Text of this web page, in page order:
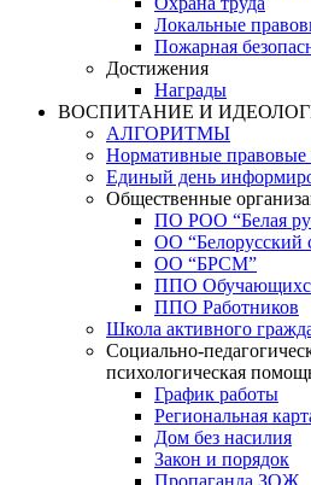
Локальные
Пожарная
Достижения
Награды
ВОСПИТАНИЕ И
АЛГОРИТМЫ
Нормативные правовые
Единый день
Общественные
ПО РОО “Белая
ОО “Белорусский
ОО “БРСМ”
ППО
ППО Работников
Школа активного
Социально-
психологическая
График работы
Региональная
Дом без насилия
Закон и порядок
Пропаганда ЗОЖ